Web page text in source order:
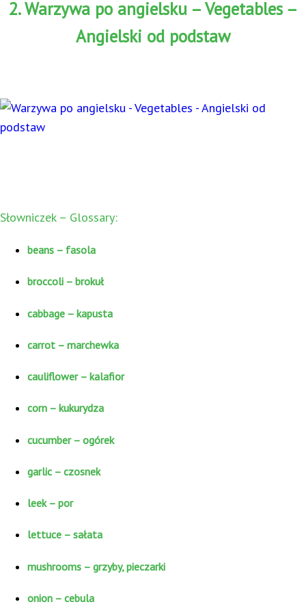
2. Warzywa po angielsku – Vegetables –
Angielski od podstaw
Słowniczek – Glossary:
beans – fasola
broccoli – brokuł
cabbage – kapusta
carrot – marchewka
cauliflower – kalafior
corn – kukurydza
cucumber – ogórek
garlic – czosnek
leek – por
lettuce – sałata
mushrooms – grzyby, pieczarki
onion – cebula